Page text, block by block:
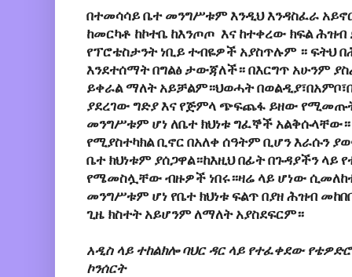
በተመሳሳይ ቤተ መንግሥቱም እንዲህ እንዳስፈራ
ከመርካቶ ከኮተቤ ከእንጦጦ እና ከተቀረው ክፍል ሕዝብ
የፕሮቴስታንት ነቢይ ተብዬዎች አያስጥሉም ። ፍትህ
እንደተሰማት በግልፅ ታውጃለች። በእርግጥ አሁንም
ይቀራል ማለት አይቻልም።ህወሓት
ያደረገው ግድያ እና የጅምላ ጭፍጨፋ ይዘው የሚመጡት
መንግሥቱም ሆነ ለቤተ ክህነቱ ግፈኞች
የሚያስተካክል ቢኖር በአለቀ ሰዓትም ቢሆን እራሱን
ቤተ ክህነቱም ያሰጋዋል።ከእዚህ በፊት በጉዳያችን ላይ
የሜመስሏቸው ብዙዎች ነበሩ።ዛሬ ላይ ሆነው
መንግሥቱም ሆነ የቤተ ክህነቱ ፍልጥ በያዘ ሕዝብ
ጊዜ ክስተት አይሆንም ለማለት አያስደፍርም።
አዲስ ላይ ተከልክሎ ባህር ዳር ላይ የተፈቀደው
ኮንሰርት